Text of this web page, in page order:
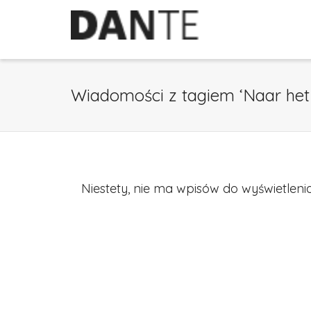
Wiadomości z tagiem ‘Naar
Niestety, nie ma wpisów do